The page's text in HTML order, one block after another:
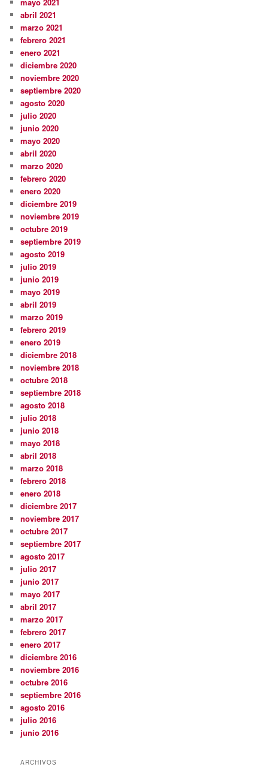
abril 2021
marzo 2021
febrero 2021
enero 2021
diciembre 2020
noviembre 2020
septiembre 2020
agosto 2020
julio 2020
junio 2020
mayo 2020
abril 2020
marzo 2020
febrero 2020
enero 2020
diciembre 2019
noviembre 2019
octubre 2019
septiembre 2019
agosto 2019
julio 2019
junio 2019
mayo 2019
abril 2019
marzo 2019
febrero 2019
enero 2019
diciembre 2018
noviembre 2018
octubre 2018
septiembre 2018
agosto 2018
julio 2018
junio 2018
mayo 2018
abril 2018
marzo 2018
febrero 2018
enero 2018
diciembre 2017
noviembre 2017
octubre 2017
septiembre 2017
agosto 2017
julio 2017
junio 2017
mayo 2017
abril 2017
marzo 2017
febrero 2017
enero 2017
diciembre 2016
noviembre 2016
octubre 2016
septiembre 2016
agosto 2016
julio 2016
junio 2016
ARCHIVOS